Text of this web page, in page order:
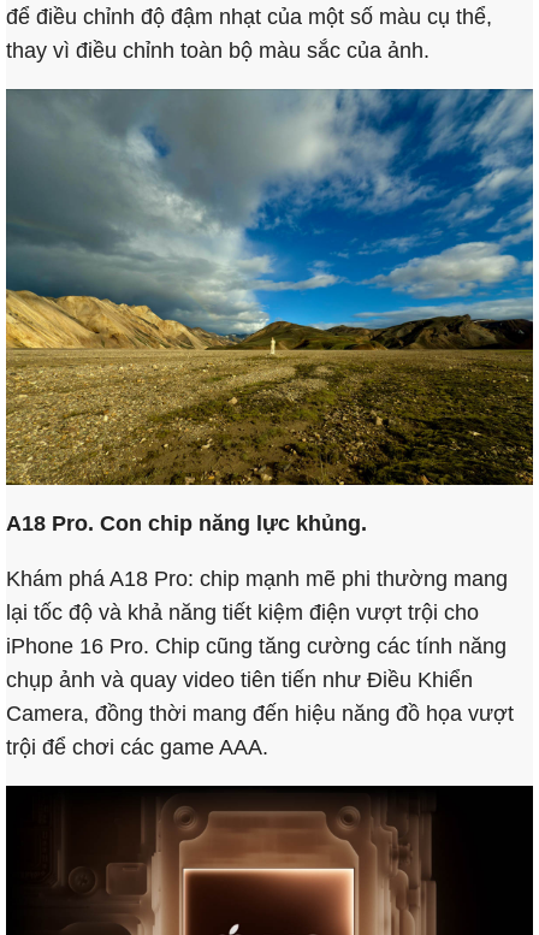
để điều chỉnh độ đậm nhạt của một số màu cụ thể,
thay vì điều chỉnh toàn bộ màu sắc của ảnh.
A18 Pro. Con chip năng lực khủng.
Khám phá A18 Pro: chip mạnh mẽ phi thường mang
lại tốc độ và khả năng tiết kiệm điện vượt trội cho
iPhone 16 Pro. Chip cũng tăng cường các tính năng
chụp ảnh và quay video tiên tiến như Điều Khiển
Camera, đồng thời mang đến hiệu năng đồ họa vượt
trội để chơi các game AAA.